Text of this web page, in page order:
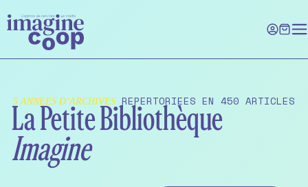
to
the
content
5 ANNEES D’ARCHIVES REPERTORIEES EN 450 ARTICLES
La Petite Bibliothèque
Imagine